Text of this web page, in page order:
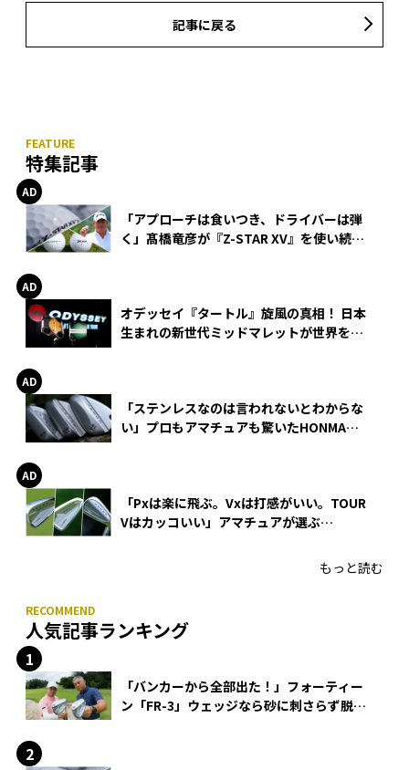
記事に戻る
特集記事
「アプローチは食いつき、ドライバーは弾
く」髙橋竜彦が『Z-STAR XV』を使い続け
オデッセイ『タートル』旋風の真相！ 日本
生まれの新世代ミッドマレットが世界を席
「ステンレスなのは言われないとわからな
い」プロもアマチュアも驚いたHONMA
「Pxは楽に飛ぶ。Vxは打感がいい。TOUR
Vはカッコいい」アマチュアが選ぶ
もっと読む
人気記事ランキング
「バンカーから全部出た！」フォーティー
ン「FR-3」ウェッジなら砂に刺さらず脱出